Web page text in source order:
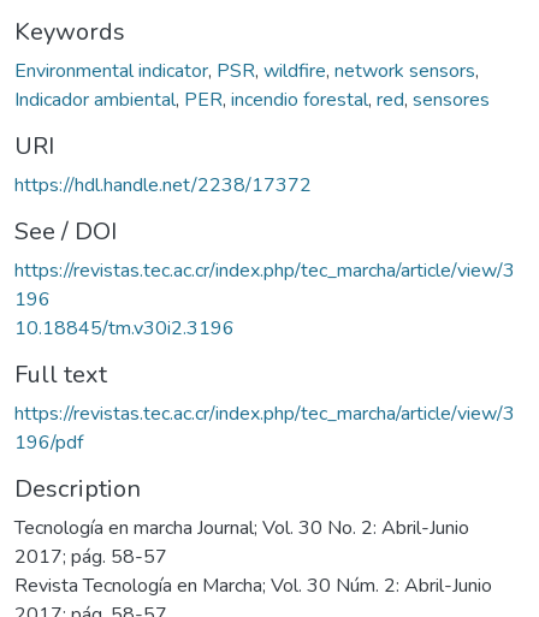
Keywords
Environmental indicator, PSR, wildfire, network sensors,
Indicador ambiental, PER, incendio forestal, red, sensores
URI
https://hdl.handle.net/2238/17372
See / DOI
https://revistas.tec.ac.cr/index.php/tec_marcha/article/view/3
196
10.18845/tm.v30i2.3196
Full text
https://revistas.tec.ac.cr/index.php/tec_marcha/article/view/3
196/pdf
Description
Tecnología en marcha Journal; Vol. 30 No. 2: Abril-Junio
2017; pág. 58-57
Revista Tecnología en Marcha; Vol. 30 Núm. 2: Abril-Junio